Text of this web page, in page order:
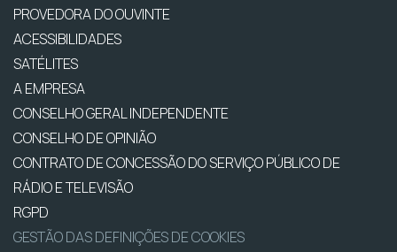
PROVEDORA DO OUVINTE
ACESSIBILIDADES
SATÉLITES
A EMPRESA
CONSELHO GERAL INDEPENDENTE
CONSELHO DE OPINIÃO
CONTRATO DE CONCESSÃO DO SERVIÇO PÚBLICO DE
RÁDIO E TELEVISÃO
RGPD
GESTÃO DAS DEFINIÇÕES DE COOKIES